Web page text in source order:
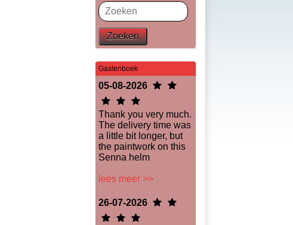
Zoeken
Gastenboek
05-08-2026
Thank you very much.
The delivery time was
a little bit longer, but
the paintwork on this
Senna helm
lees meer >>
26-07-2026